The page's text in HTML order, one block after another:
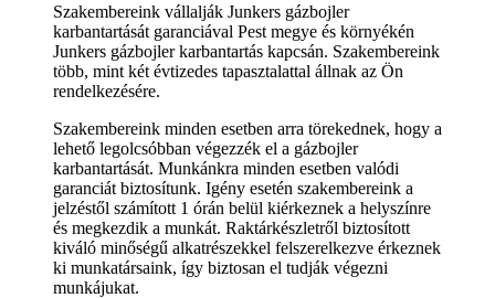
Szakembereink vállalják Junkers gázbojler
karbantartását garanciával Pest megye és környékén
Junkers gázbojler karbantartás kapcsán. Szakembereink
több, mint két évtizedes tapasztalattal állnak az Ön
rendelkezésére.
Szakembereink minden esetben arra törekednek, hogy a
lehető legolcsóbban végezzék el a gázbojler
karbantartását. Munkánkra minden esetben valódi
garanciát biztosítunk. Igény esetén szakembereink a
jelzéstől számított 1 órán belül kiérkeznek a helyszínre
és megkezdik a munkát. Raktárkészletről biztosított
kiváló minőségű alkatrészekkel felszerelkezve érkeznek
ki munkatársaink, így biztosan el tudják végezni
munkájukat.